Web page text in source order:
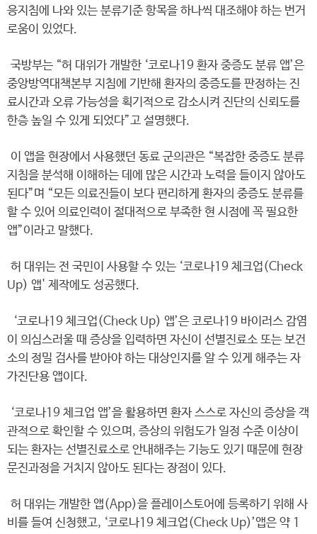
응지침에 나와 있는 분류기준 항목을 하나씩 대조해야 하는 번거
로움이 있었다.
국방부는 “허 대위가 개발한 ‘코로나19 환자 중증도 분류 앱’은
중앙방역대책본부 지침에 기반해 환자의 중증도를 판정하는 진
료시간과 오류 가능성을 획기적으로 감소시켜 진단의 신뢰도를
한층 높일 수 있게 되었다”고 설명했다.
이 앱을 현장에서 사용했던 동료 군의관은 “복잡한 중증도 분류
지침을 분석해 이해하는 데에 많은 시간과 노력을 들이지 않아도
된다”며 “모든 의료진들이 보다 편리하게 환자의 중증도 분류를
할 수 있어 의료인력이 절대적으로 부족한 현 시점에 꼭 필요한
앱”이라고 말했다.
허 대위는 전 국민이 사용할 수 있는 ‘코로나19 체크업(Check
Up) 앱' 제작에도 성공했다.
‘코로나19 체크업(Check Up) 앱’은 코로나19 바이러스 감염
이 의심스러울 때 증상을 입력하면 자신이 선별진료소 또는 보건
소의 정밀 검사를 받아야 하는 대상인지를 알 수 있게 해주는 자
가진단용 앱이다.
‘코로나19 체크업 앱’을 활용하면 환자 스스로 자신의 증상을 객
관적으로 확인할 수 있으며, 증상의 위험도가 일정 수준 이상이
되는 환자는 선별진료소로 안내해주는 기능도 있기 때문에 현장
문진과정을 거치지 않아도 된다는 장점이 있다.
허 대위는 개발한 앱(App)을 플레이스토어에 등록하기 위해 사
비를 들여 신청했고, ‘코로나19 체크업(Check Up)’앱은 약 1